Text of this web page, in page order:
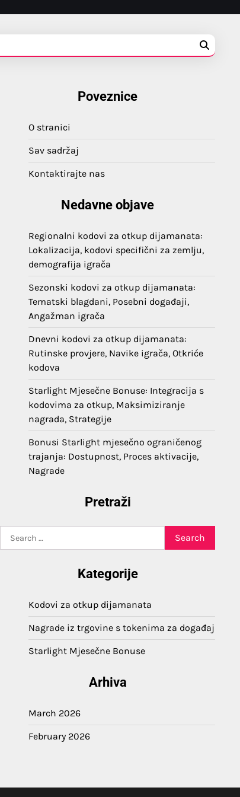
Poveznice
O stranici
Sav sadržaj
Kontaktirajte nas
Nedavne objave
Regionalni kodovi za otkup dijamanata:
Lokalizacija, kodovi specifični za zemlju,
demografija igrača
Sezonski kodovi za otkup dijamanata:
Tematski blagdani, Posebni događaji,
Angažman igrača
Dnevni kodovi za otkup dijamanata:
Rutinske provjere, Navike igrača, Otkriće
kodova
Starlight Mjesečne Bonuse: Integracija s
kodovima za otkup, Maksimiziranje
nagrada, Strategije
Bonusi Starlight mjesečno ograničenog
trajanja: Dostupnost, Proces aktivacije,
Nagrade
Pretraži
for:
Kategorije
Kodovi za otkup dijamanata
Nagrade iz trgovine s tokenima za događaj
Starlight Mjesečne Bonuse
Arhiva
March 2026
February 2026